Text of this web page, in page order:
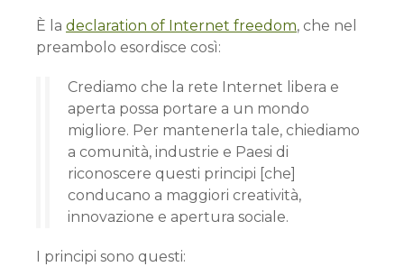
È la declaration of Internet freedom, che nel
preambolo esordisce così:
Crediamo che la rete Internet libera e
aperta possa portare a un mondo
migliore. Per mantenerla tale, chiediamo
a comunità, industrie e Paesi di
riconoscere questi principi [che]
conducano a maggiori creatività,
innovazione e apertura sociale.
I principi sono questi: